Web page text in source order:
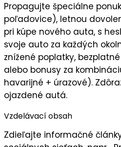
Propagujte špeciálne
poľadovice), letnou
pri kúpe nového auta, s
svoje auto za každých
znížené poplatky,
alebo bonusy za
havarijné + úrazové).
ojazdené autá.
Vzdelávací obsah
Zdieľajte informačné